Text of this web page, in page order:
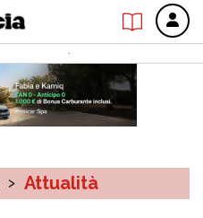
> Attualità